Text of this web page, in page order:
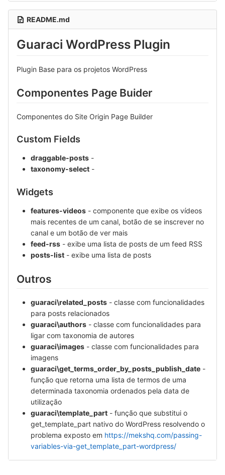
README.md
Guaraci WordPress Plugin
Plugin Base para os projetos WordPress
Componentes Page Buider
Componentes do Site Origin Page Builder
Custom Fields
draggable-posts -
taxonomy-select -
Widgets
features-videos - componente que exibe os vídeos
mais recentes de um canal, botão de se inscrever no
canal e um botão de ver mais
feed-rss - exibe uma lista de posts de um feed RSS
posts-list - exibe uma lista de posts
Outros
guaraci\related_posts - classe com funcionalidades
para posts relacionados
guaraci\authors - classe com funcionalidades para
ligar com taxonomia de autores
guaraci\images - classe com funcionalidades para
imagens
guaraci\get_terms_order_by_posts_publish_date -
função que retorna uma lista de termos de uma
determinada taxonomia ordenados pela data de
utilização
guaraci\template_part - função que substitui o
get_template_part nativo do WordPress resolvendo o
problema exposto em https://mekshq.com/passing-
variables-via-get_template_part-wordpress/